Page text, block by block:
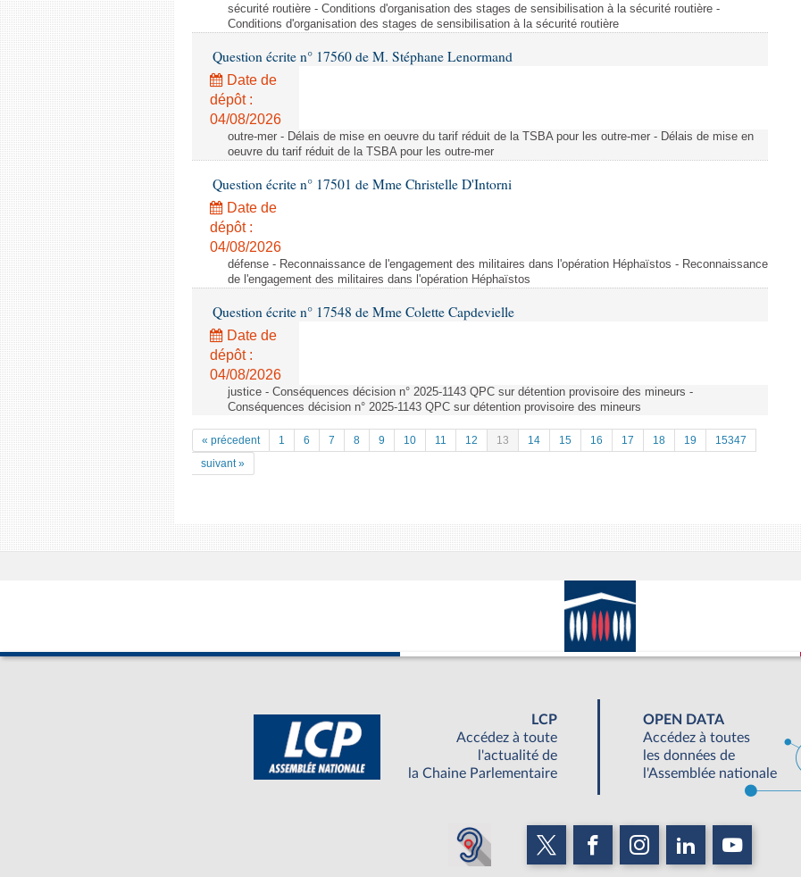
sécurité routière - Conditions d'organisation des stages de sensibilisation à la sécurité routière -
Conditions d'organisation des stages de sensibilisation à la sécurité routière
Question écrite n° 17560 de M. Stéphane Lenormand
Date de
dépôt :
04/08/2026
outre-mer - Délais de mise en oeuvre du tarif réduit de la TSBA pour les outre-mer - Délais de mise en
oeuvre du tarif réduit de la TSBA pour les outre-mer
Question écrite n° 17501 de Mme Christelle D'Intorni
Date de
dépôt :
04/08/2026
défense - Reconnaissance de l'engagement des militaires dans l'opération Héphaïstos - Reconnaissance
de l'engagement des militaires dans l'opération Héphaïstos
Question écrite n° 17548 de Mme Colette Capdevielle
Date de
dépôt :
04/08/2026
justice - Conséquences décision n° 2025-1143 QPC sur détention provisoire des mineurs -
Conséquences décision n° 2025-1143 QPC sur détention provisoire des mineurs
« précedent 1 6 7 8 9 10 11 12 13 14 15 16 17 18 19
15347
suivant »
LCP
Accédez à toute
l'actualité de
la Chaine Parlementaire
OPEN DATA
Accédez à toutes
les données de
l'Assemblée nationale